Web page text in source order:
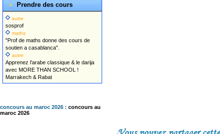
Prendre des cours
autre
sosprof
maths
"Prof de maths donne des cours de
soutien a casablanca".
autre
Apprenez l’arabe classique & le darija
avec MORE THAN SCHOOL !
Marrakech & Rabat
concours au maroc 2026 : concours au
maroc 2026